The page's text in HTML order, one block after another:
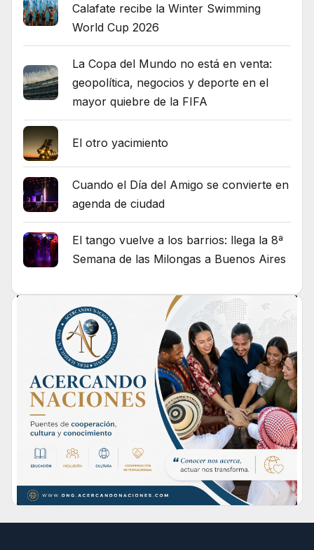
Calafate recibe la Winter Swimming
World Cup 2026
La Copa del Mundo no está en venta:
geopolítica, negocios y deporte en el
mayor quiebre de la FIFA
El otro yacimiento
Cuando el Día del Amigo se convierte en
agenda de ciudad
El tango vuelve a los barrios: llega la 8ª
Semana de las Milongas a Buenos Aires